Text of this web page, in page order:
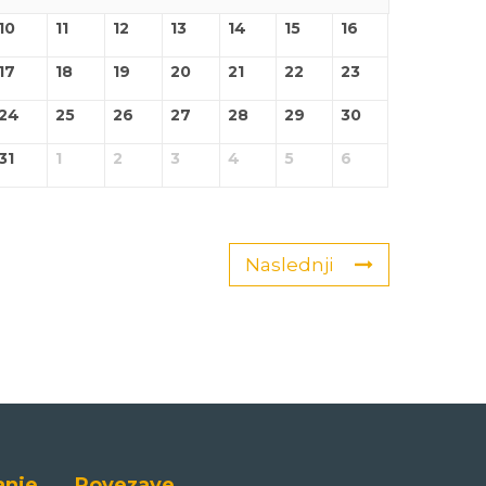
10 11 12 13 14 15 16
17 18 19 20 21 22 23
25 26 27 28 29 30
1 2 3 4 5 6
Naslednji